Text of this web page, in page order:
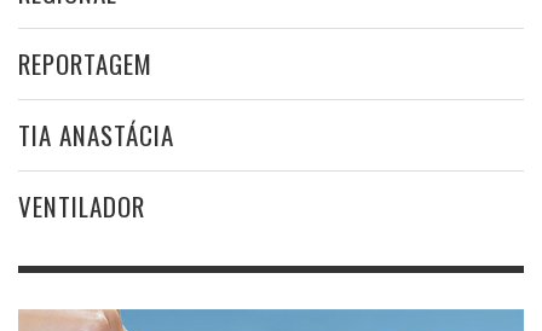
REPORTAGEM
TIA ANASTÁCIA
VENTILADOR